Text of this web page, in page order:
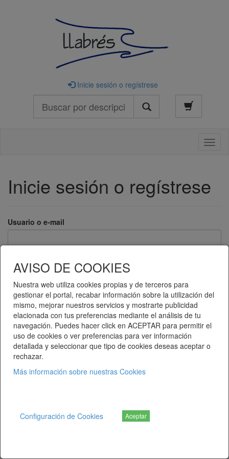
Inicie sesión o regístrese
Inicie sesión o regístrese
Usuario o e-mail
Recuérdame
Entrar
¿Ha olvidado su contraseña?
Telematel S.L.
AVISO DE COOKIES
Nuestra web utiliza cookies propias y de terceros para
gestionar el portal, recabar información sobre la utilización del
mismo, mejorar nuestros servicios y mostrarte publicidad
elacionada con tus preferencias mediante el análisis de tu
navegación. Puedes hacer click en ACEPTAR para permitir el
uso de cookies o ver preferencias para ver información
detallada y seleccionar que tipo de cookies deseas aceptar o
rechazar.
Más información sobre nuestras Cookies
Configuración de Cookies Aceptar